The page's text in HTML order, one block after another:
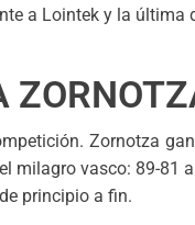
a Lointek y la última
Zornotza
milagro vasco: 89-81
principio a fin.